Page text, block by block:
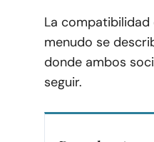
La
menudo se
donde ambos
seguir.